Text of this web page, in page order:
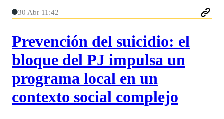
30 Abr 11:42
Prevención del suicidio: el
bloque del PJ impulsa un
programa local en un
contexto social complejo